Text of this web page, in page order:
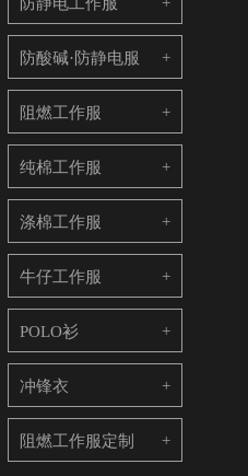
防酸碱·防静电服
阻燃工作服
纯棉工作服
涤棉工作服
牛仔工作服
POLO衫
冲锋衣
阻燃工作服定制